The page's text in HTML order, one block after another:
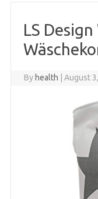
LS
By health August